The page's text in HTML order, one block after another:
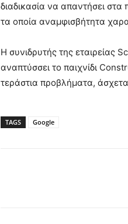
διαδικασία να απαντήσει
τα οποία αναμφισβήτητα
Η συνιδρυτής της εταιρείας
αναπτύσσει το παιχνίδι
τεράστια προβλήματα,
TAGS Google